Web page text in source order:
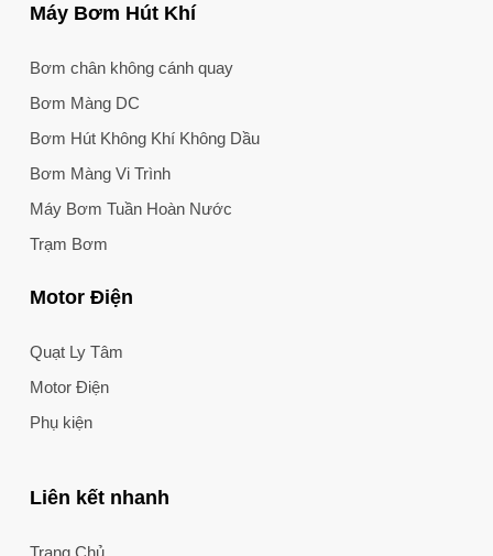
Máy Bơm Hút Khí
Bơm chân không cánh quay
Bơm Màng DC
Bơm Hút Không Khí Không Dầu
Bơm Màng Vi Trình
Máy Bơm Tuần Hoàn Nước
Trạm Bơm
Motor Điện
Quạt Ly Tâm
Motor Điện
Phụ kiện
Liên kết nhanh
Trang Chủ